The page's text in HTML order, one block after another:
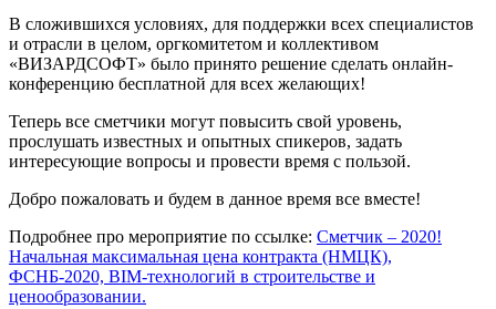
В сложившихся условиях, для поддержки всех специалистов
и отрасли в целом, оргкомитетом и коллективом
«ВИЗАРДСОФТ» было принято решение сделать онлайн-
конференцию бесплатной для всех желающих!
Теперь все сметчики могут повысить свой уровень,
прослушать известных и опытных спикеров, задать
интересующие вопросы и провести время с пользой.
Добро пожаловать и будем в данное время все вместе!
Подробнее про мероприятие по ссылке: Сметчик – 2020!
Начальная максимальная цена контракта (НМЦК),
ФСНБ-2020, BIM-технологий в строительстве и
ценообразовании.